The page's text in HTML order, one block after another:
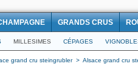
GRANDS CRUS
MILLESIMES CÉPAGES
grand cru steingrubler > Alsace grand cru